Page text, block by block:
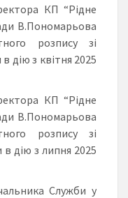
КП “Рідне
В.Пономарьова
розпису зі
дію з квітня 2025
КП “Рідне
В.Пономарьова
розпису зі
в дію з липня 2025
Служби у